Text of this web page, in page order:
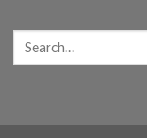
the
the